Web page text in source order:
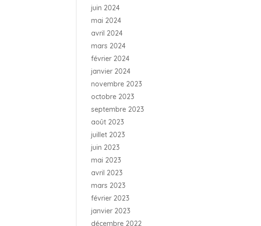
juin 2024
mai 2024
avril 2024
mars 2024
février 2024
janvier 2024
novembre 2023
octobre 2023
septembre 2023
août 2023
juillet 2023
juin 2023
mai 2023
avril 2023
mars 2023
février 2023
janvier 2023
décembre 2022